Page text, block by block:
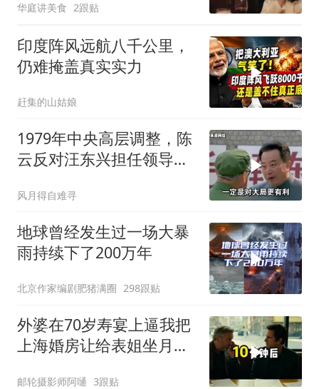
华庭讲美食 2跟贴
印度阵风远航八千公里，
仍难掩盖真实实力
赶集的山姑娘
1979年中央高层调整，陈
云反对汪东兴担任领导职
风月得自难寻
地球曾经发生过一场大暴
雨持续下了200万年
北京作家编剧肥猪满圈 298跟贴
外婆在70岁寿宴上逼我把
上海婚房让给表姐坐月
邮轮摄影师阿嗵 3跟贴